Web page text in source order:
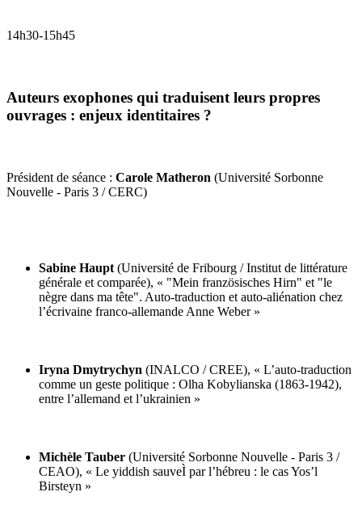
14h30-15h45
Auteurs exophones qui traduisent leurs propres
ouvrages : enjeux identitaires ?
Président de séance : Carole Matheron (Université Sorbonne
Nouvelle - Paris 3 / CERC)
Sabine Haupt (Université de Fribourg / Institut de littérature
générale et comparée), « "Mein französisches Hirn" et "le
nègre dans ma tête". Auto-traduction et auto-aliénation chez
l’écrivaine franco-allemande Anne Weber »
Iryna Dmytrychyn (INALCO / CREE), « L’auto-traduction
comme un geste politique : Olha Kobylianska (1863-1942),
entre l’allemand et l’ukrainien »
Michèle Tauber (Université Sorbonne Nouvelle - Paris 3 /
CEAO), « Le yiddish sauveÌ par l’hébreu : le cas Yos’l
Birsteyn »